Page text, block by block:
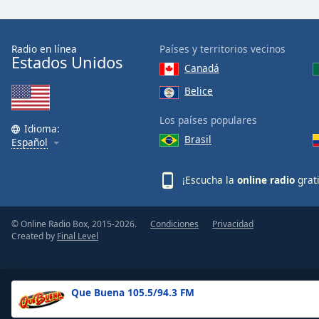
Text
Opacity
Background
Que Buena 105.5/94.3 FM
Radio en línea
Estados Unidos
Idioma:
Español
Países y territorios vecinos
Canadá
Belice
Los países populares
Brasil
¡Escucha la online radio
© Online Radio Box, 2015-2026.
Created by Final Level
Condiciones Privacidad